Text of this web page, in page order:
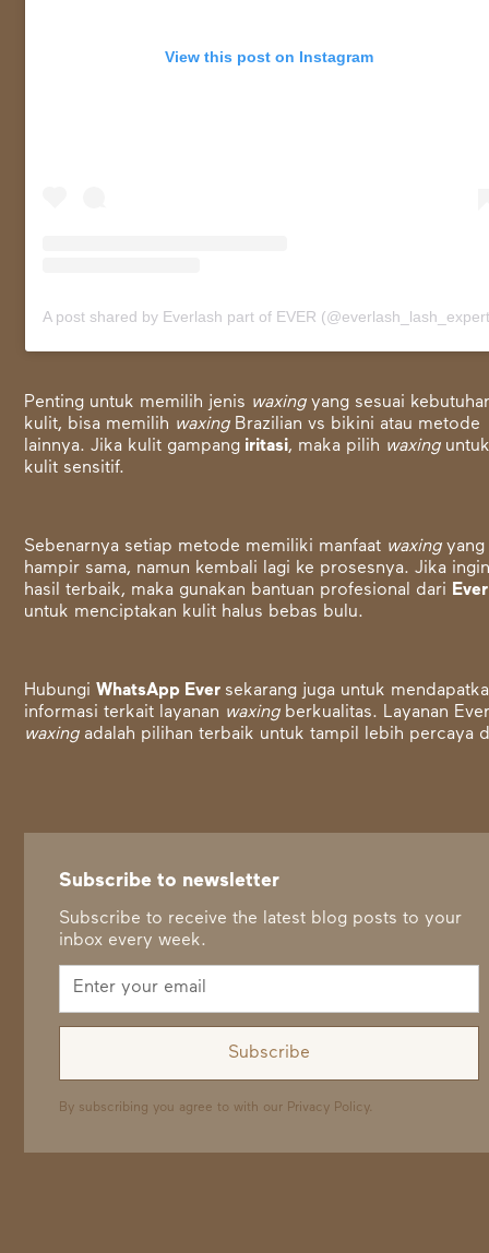
View this post on Instagram
A post shared by Everlash part of EVER
Penting untuk memilih jenis waxingyang sesuai
kulit, bisa memilih waxingBrazilian vs bikini atau metode
lainnya. Jika kulit gampang iritasi, maka pilih waxing
kulit sensitif.
Sebenarnya setiap metode memiliki manfaat waxingyang
hampir sama, namun kembali lagi ke prosesnya. Jika
hasil terbaik, maka gunakan bantuan profesional dari Ever
untuk menciptakan kulit halus bebas bulu.
Hubungi WhatsApp Ever sekarang juga untuk
informasi terkait layanan waxingberkualitas. Layanan
waxingadalah pilihan terbaik untuk tampil lebih percaya
Subscribe to newsletter
Subscribe to receive the latest blog posts to your
inbox every week.
By subscribing you agree to with our Privacy Policy.